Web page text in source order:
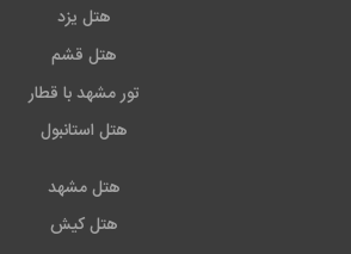
هتل یزد
هتل قشم
تور مشهد با قطار
هتل استانبول
هتل مشهد
هتل کیش